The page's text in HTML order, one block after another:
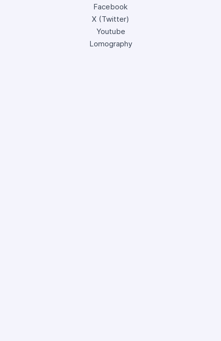
Facebook
X (Twitter)
Youtube
Lomography